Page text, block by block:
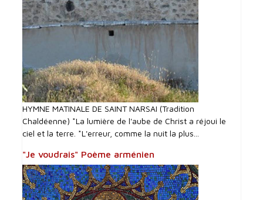
HYMNE MATINALE DE SAINT NARSAI (Tradition
Chaldéenne) *La lumière de l'aube de Christ a réjoui le
ciel et la terre. *L'erreur, comme la nuit la plus...
"Je voudrais" Poème arménien